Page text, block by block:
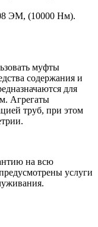
ЭМ, (10000 Нм).
муфты
содержания и
для
Агрегаты
труб, при этом
на всю
услуги